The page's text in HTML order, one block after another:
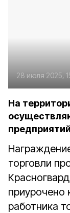
28 июля 2025,
На
торговли
работника